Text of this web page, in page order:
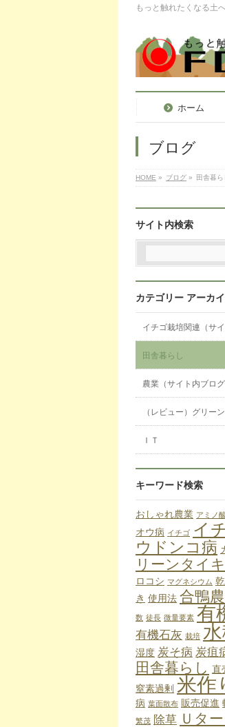
もっと触れたくなる土
ホーム
ブログ
HOME » ブログ » 田舎暮ら
サイト内検索
カテゴリー アーカ
イチゴ栽培関連（サイ
田舎暮らし
農業（サイト内ブログ
（レビュー）グリー
ＩＴ
キーワード検索
おしゃれ農業 アミノ酸
オウ病 イチゴ イ
ウドンコ病
リーンタイキ
ロコシ マグネシウム
き 使用法 合鴨
数 徒長 微量要素 有
有機石灰 栽培
湿度 炭そ病 炭疽
田舎暮らし 直
窒素過剰 米作
病 葉面散布 販売促進
繁茂 除草 Ｕタ